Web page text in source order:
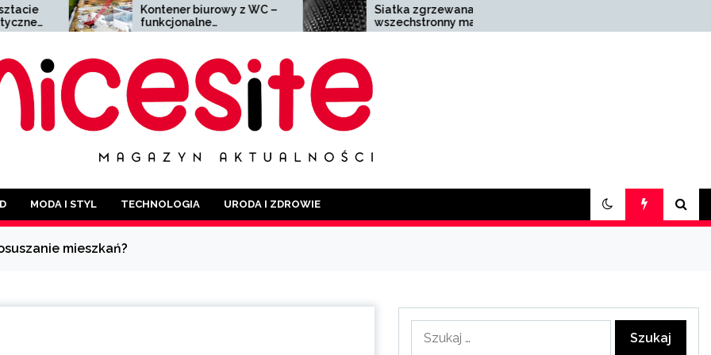
Kontener biurowy z WC –
funkcjonalne
rozwiązanie dla każdej
Siatka zgrzewana –
wszechstronny materiał
o szerokim zastosowaniu
pomoc w trudnych
MODA I STYL TECHNOLOGIA URODA I ZDROWIE
mieszkań?